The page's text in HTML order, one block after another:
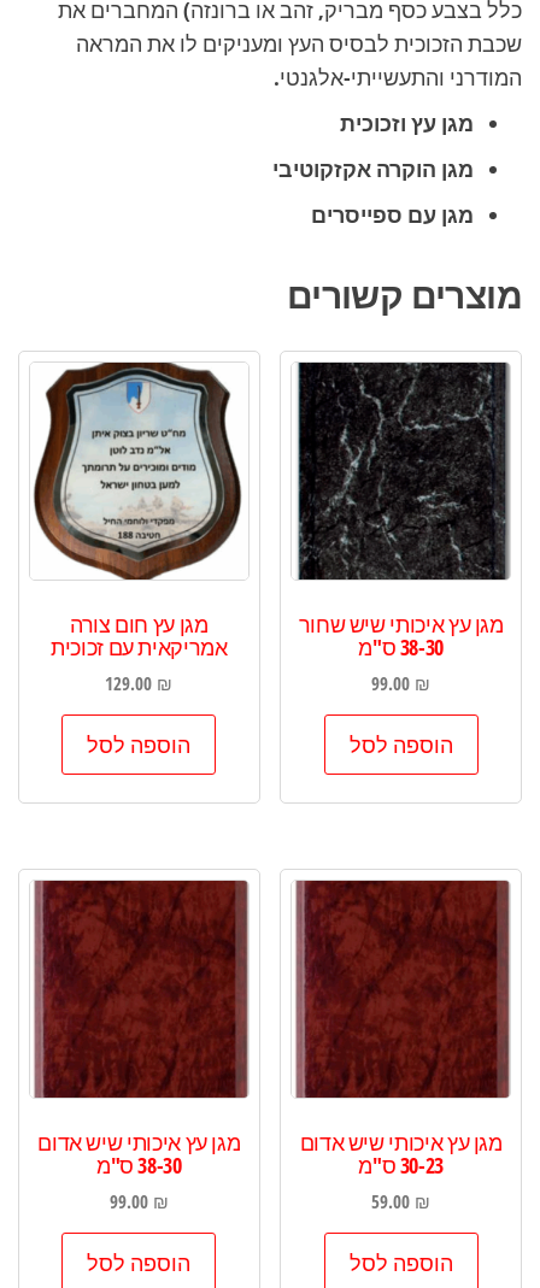
כלל בצבע כסף מבריק, זהב או ברונזה) המחברים את
שכבת הזכוכית לבסיס העץ ומעניקים לו את המראה
המודרני והתעשייתי-אלגנטי.
מגן עץ וזכוכית
מגן הוקרה אקזקוטיבי
מגן עם ספייסרים
מוצרים קשורים
מגן עץ איכותי שיש שחור
38-30 ס"מ
99.00 ₪
הוספה לסל
מגן עץ חום צורה
אמריקאית עם זכוכית
129.00 ₪
הוספה לסל
מגן עץ איכותי שיש אדום
30-23 ס"מ
59.00 ₪
הוספה לסל
מגן עץ איכותי שיש אדום
38-30 ס"מ
99.00 ₪
הוספה לסל